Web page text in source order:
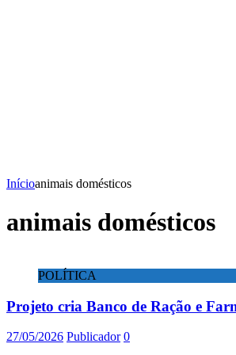
Inícioanimais domésticos
animais domésticos
POLÍTICA
Projeto cria Banco de Ração e
27/05/2026 Publicador 0